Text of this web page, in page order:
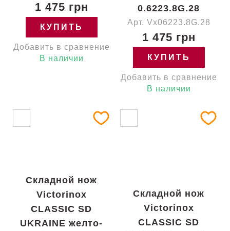
1 475 грн
КУПИТЬ
Добавить в сравнение
В наличии
0.6223.8G.28
Арт. Vx06223.8G.28
1 475 грн
КУПИТЬ
Добавить в сравнение
В наличии
Складной нож
Victorinox
CLASSIC SD
UKRAINE желто-
Складной нож
Victorinox
CLASSIC SD